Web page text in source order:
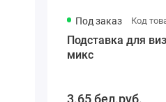
Под заказ Код
Подставка для
микс
3.65 бел.руб.